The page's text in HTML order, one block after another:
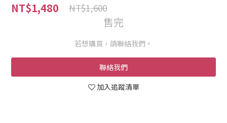
NT$1,480 NT$1,600
售完
若想購買，請聯絡我們。
聯絡我們
加入追蹤清單